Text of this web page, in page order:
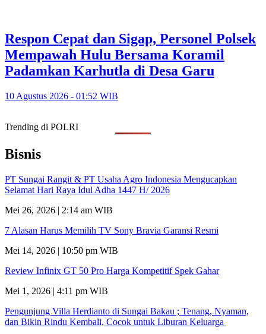
Respon Cepat dan Sigap, Personel Polsek
Mempawah Hulu Bersama Koramil
Padamkan Karhutla di Desa Garu
10 Agustus 2026 - 01:52 WIB
Trending di POLRI
Bisnis
PT Sungai Rangit & PT Usaha Agro Indonesia Mengucapkan
Selamat Hari Raya Idul Adha 1447 H/ 2026
Mei 26, 2026 | 2:14 am WIB
7 Alasan Harus Memilih TV Sony Bravia Garansi Resmi
Mei 14, 2026 | 10:50 pm WIB
Review Infinix GT 50 Pro Harga Kompetitif Spek Gahar
Mei 1, 2026 | 4:11 pm WIB
Pengunjung Villa Herdianto di Sungai Bakau ; Tenang, Nyaman,
dan Bikin Rindu Kembali, Cocok untuk Liburan Keluarga